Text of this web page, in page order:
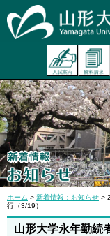
ホーム > 新着情報：お知らせ >
行（3/19）
山形大学永年勤続